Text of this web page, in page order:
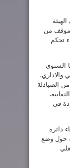
موقف من
تحكم
السنوي
الصيادلة
في
دائرة
حول وضع